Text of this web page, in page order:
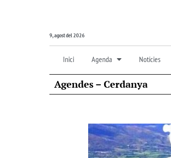
9, agost del 2026
Inici Agenda Notícies
Agendes – Cerdanya